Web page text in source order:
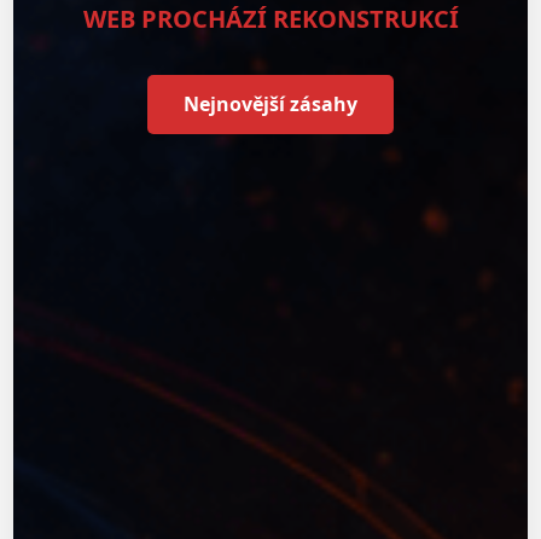
WEB PROCHÁZÍ REKONSTRUKCÍ
Nejnovější zásahy